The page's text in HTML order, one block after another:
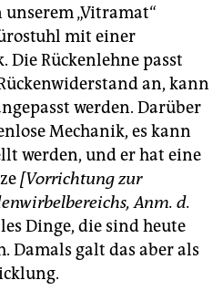
„Vitramat“
mit einer
Rückenlehne passt
an, kann
werden. Darüber
Mechanik, es kann
werden, und er hat eine
[Vorrichtung zur
Anm. d.
Dinge, die sind heute
Damals galt das aber als